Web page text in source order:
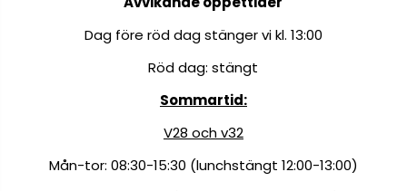
Dag före röd dag stänger vi kl. 13:00
Röd dag: stängt
Sommartid:
V28 och v32
Mån-tor: 08:30-15:30 (lunchstängt 12:00-13:00)